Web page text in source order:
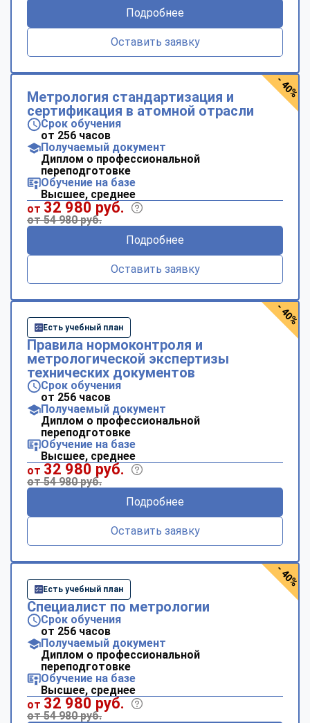
Подробнее
Оставить заявку
Метрология стандартизация и
сертификация в атомной отрасли
Срок обучения
от 256 часов
Получаемый документ
Диплом о профессиональной
переподготовке
Обучение на базе
Высшее, среднее
от 32 980 руб.
от 54 980 руб.
Подробнее
Оставить заявку
- 40%
Есть учебный план
Правила нормоконтроля и
метрологической экспертизы
технических документов
Срок обучения
от 256 часов
Получаемый документ
Диплом о профессиональной
переподготовке
Обучение на базе
Высшее, среднее
от 32 980 руб.
от 54 980 руб.
Подробнее
Оставить заявку
- 40%
Есть учебный план
Специалист по метрологии
Срок обучения
от 256 часов
Получаемый документ
Диплом о профессиональной
переподготовке
Обучение на базе
Высшее, среднее
от 32 980 руб.
от 54 980 руб.
- 40%